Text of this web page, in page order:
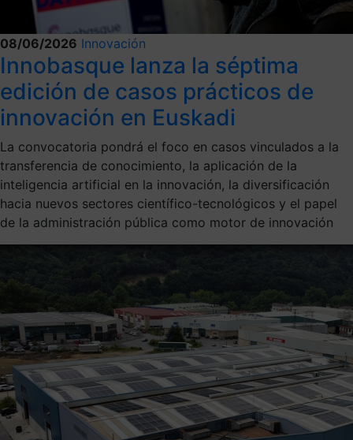
08/06/2026 Innovación
Innobasque lanza la séptima
edición de casos prácticos de
innovación en Euskadi
La convocatoria pondrá el foco en casos vinculados a la
transferencia de conocimiento, la aplicación de la
inteligencia artificial en la innovación, la diversificación
hacia nuevos sectores científico-tecnológicos y el papel
de la administración pública como motor de innovación